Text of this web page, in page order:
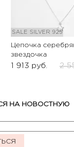
SALE SILVER 925
Цепочка
звездочка
1 913 руб. 2
НА НОВОСТНУЮ